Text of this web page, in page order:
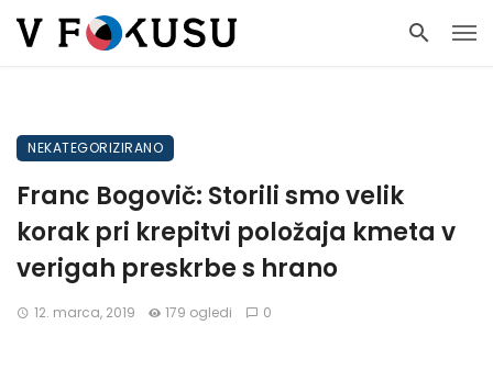
NEKATEGORIZIRANO
Franc Bogovič: Storili smo velik
korak pri krepitvi položaja kmeta v
verigah preskrbe s hrano
12. marca, 2019 179 ogledi 0